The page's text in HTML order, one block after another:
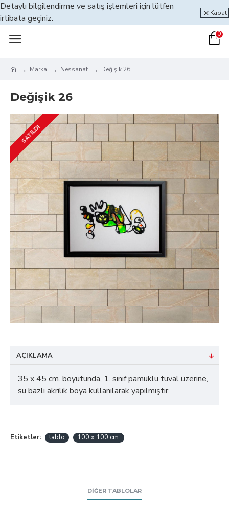
Detaylı bilgilendirme ve satış işlemleri için lütfen
irtibata geçiniz.
Kapat
0
Marka Nessanat Değişik 26
Değişik 26
SATILDI
AÇIKLAMA
35 x 45 cm. boyutunda, 1. sınıf pamuklu tuval üzerine,
su bazlı akrilik boya kullanılarak yapılmıştır.
Etiketler: tablo 100 x 100 cm.
DIĞER TABLOLAR